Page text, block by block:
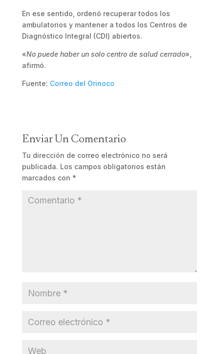
En ese sentido, ordenó recuperar todos los
ambulatorios y mantener a todos los Centros de
Diagnóstico Integral (CDI) abiertos.
«No puede haber un solo centro de salud cerrado»,
afirmó.
Fuente: Correo del Orinoco
Enviar Un Comentario
Tu dirección de correo electrónico no será
publicada. Los campos obligatorios están
marcados con *